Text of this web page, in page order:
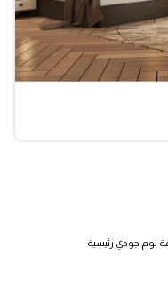
نوم جودي رئيسية